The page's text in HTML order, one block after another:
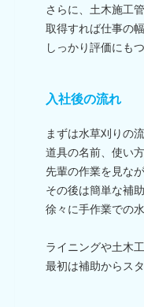
さらに、土木施工
取得すれば仕事の幅
しっかり評価にも
入社後の流れ
まずは水草刈りの
道具の名前、使い
先輩の作業を見なが
その後は簡単な補
徐々に手作業での
ライニングや土木
最初は補助からス